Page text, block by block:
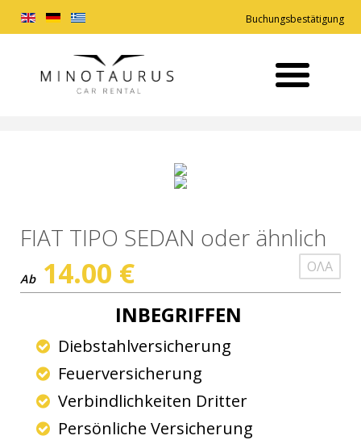
Buchungsbestätigung
FIAT TIPO SEDAN oder ähnlich
ΟΛΑ
Ab 14.00 €
INBEGRIFFEN
Diebstahlversicherung
Feuerversicherung
Verbindlichkeiten Dritter
Persönliche Versicherung